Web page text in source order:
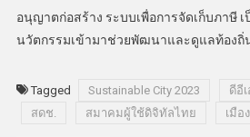
อนุญาตก่อสร้าง ระบบเพื่อการจัดเก็บภาษี
นวัตกรรมเข้ามาช่วยพัฒนาและดูแลท้องถิ่
Tagged Sustainable City 2023 ดีอี
สดช.
สมาคมผู้ใช้ดิจิทัลไทย เมือ